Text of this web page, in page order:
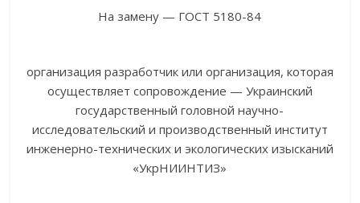
На замену — ГОСТ 5180-84
организация разработчик или организация, которая
осуществляет сопровождение — Украинский
государственный головной научно-
исследовательский и производственный институт
инженерно-технических и экологических изысканий
«УкрНИИНТИЗ»